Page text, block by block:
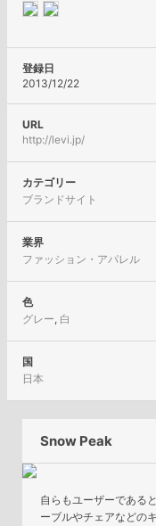
登録日
2013/12/22
URL
http://levi.jp/
カテゴリー
ブランドサイト
業界
ファッション・アパレル
色
グレー, 白
国
日本
Snow Peak
自らもユーザーである
ーブルやチェアなどの